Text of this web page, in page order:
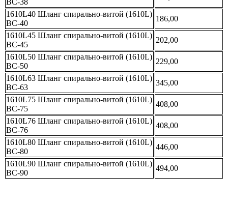
1610L40 Шланг спирально-витой (1610L)
ВС-40
186,00
1610L45 Шланг спирально-витой (1610L)
ВС-45
202,00
1610L50 Шланг спирально-витой (1610L)
ВС-50
229,00
1610L63 Шланг спирально-витой (1610L)
ВС-63
345,00
1610L75 Шланг спирально-витой (1610L)
ВС-75
408,00
1610L76 Шланг спирально-витой (1610L)
ВС-76
408,00
1610L80 Шланг спирально-витой (1610L)
ВС-80
446,00
1610L90 Шланг спирально-витой (1610L)
ВС-90
494,00